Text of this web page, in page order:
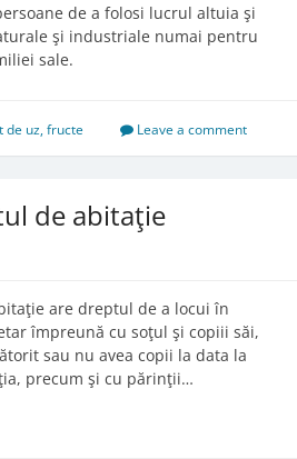
de a folosi lucrul altuia şi
şi industriale numai pentru
sale.
de uz,fructe Leave a comment
de abitaţie
are dreptul de a locui în
împreună cu soţul şi copiii săi,
sau nu avea copii la data la
precum şi cu părinţii…